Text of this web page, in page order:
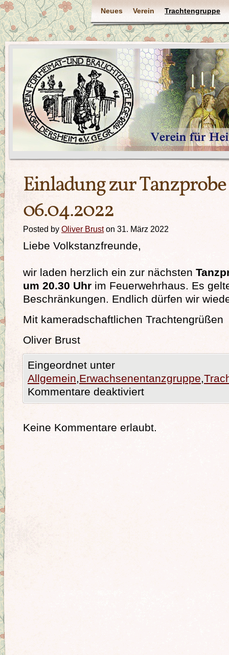
Neues Verein Trachtengruppe
Einladung zur
06.04.2022
Posted by Oliver Bruston 31. März 2022
Liebe Volkstanzfreunde,
wir laden herzlich ein zur nächsten
um 20.30 Uhr im Feuerwehrhaus. Es
Beschränkungen. Endlich dürfen wir
Mit kameradschaftlichen Trachtengrüßen
Oliver Brust
Eingeordnet unter
Allgemein,Erwachsenentanzgruppe,
Kommentare deaktiviert
Keine Kommentare erlaubt.